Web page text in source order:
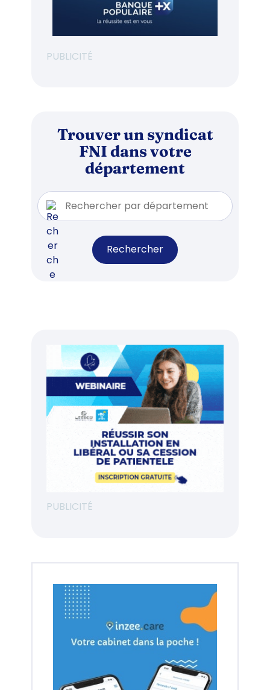
PUBLICITÉ
Trouver un syndicat
FNI dans votre
département
PUBLICITÉ